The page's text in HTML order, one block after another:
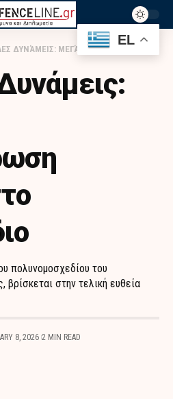
ΜΕΓΆΛΗ ΣΥΓΚΈΝΤΡΩΣΗ ΕΝΆΝΤΙΑ ΣΤΟ ΝΟΜΟΣΧΈΔΙΟ
πολυνομοσχεδίου του
βρίσκεται στην τελική ευθεία
8, 2026 2 MIN READ
EL